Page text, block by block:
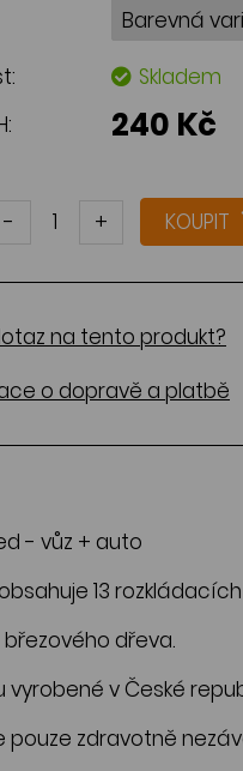
Skladem
240 Kč
- + KOUPIT
na tento produkt?
o dopravě a platbě
- vůz + auto
13
březového dřeva.
vyrobené v České
pouze zdravotně